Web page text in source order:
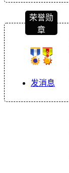
荣誉勋
章
发消息